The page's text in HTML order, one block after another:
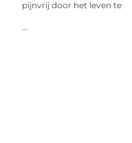
pijnvrij door het leven te
...